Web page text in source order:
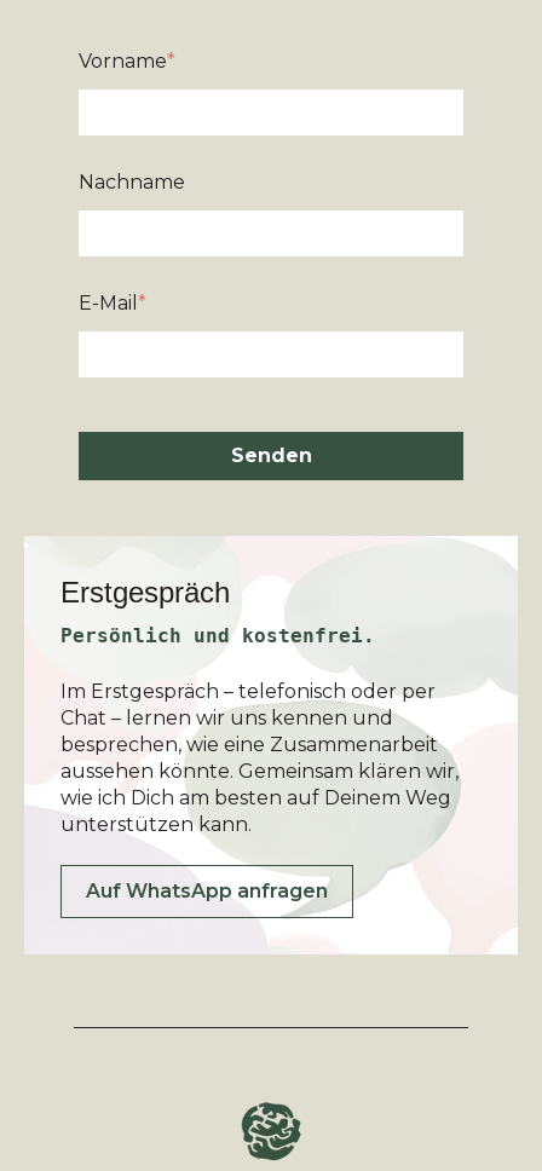
Vorname*
Nachname
E-Mail *
Senden
Erstgespräch
Persönlich und kostenfrei.
Im Erstgespräch – telefonisch oder per
Chat – lernen wir uns kennen und
besprechen, wie eine Zusammenarbeit
aussehen könnte. Gemeinsam klären wir,
wie ich Dich am besten auf Deinem Weg
unterstützen kann.
Auf WhatsApp anfragen